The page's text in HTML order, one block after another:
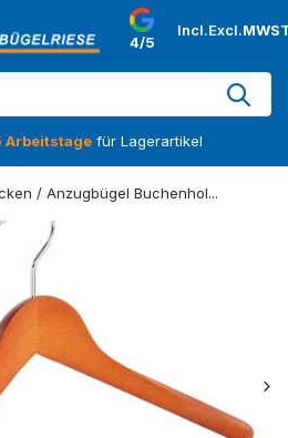
4/5
Incl.Excl.
Arbeitstage für Lagerartikel
/ Anzugbügel Buchenhol...